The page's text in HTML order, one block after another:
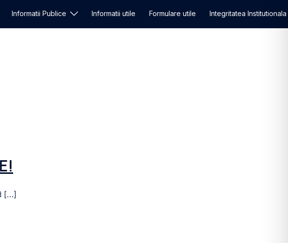
Informatii Publice Informatii utile Formulare utile Integritatea Institutionala
[…]